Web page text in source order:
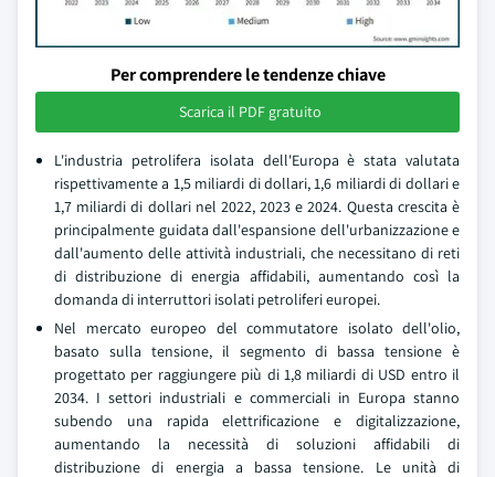
Per comprendere le tendenze chiave
Scarica il PDF gratuito
L'industria petrolifera isolata dell'Europa è stata valutata
rispettivamente a 1,5 miliardi di dollari, 1,6 miliardi di dollari e
1,7 miliardi di dollari nel 2022, 2023 e 2024. Questa crescita è
principalmente guidata dall'espansione dell'urbanizzazione e
dall'aumento delle attività industriali, che necessitano di reti
di distribuzione di energia affidabili, aumentando così la
domanda di interruttori isolati petroliferi europei.
Nel mercato europeo del commutatore isolato dell'olio,
basato sulla tensione, il segmento di bassa tensione è
progettato per raggiungere più di 1,8 miliardi di USD entro il
2034. I settori industriali e commerciali in Europa stanno
subendo una rapida elettrificazione e digitalizzazione,
aumentando la necessità di soluzioni affidabili di
distribuzione di energia a bassa tensione. Le unità di